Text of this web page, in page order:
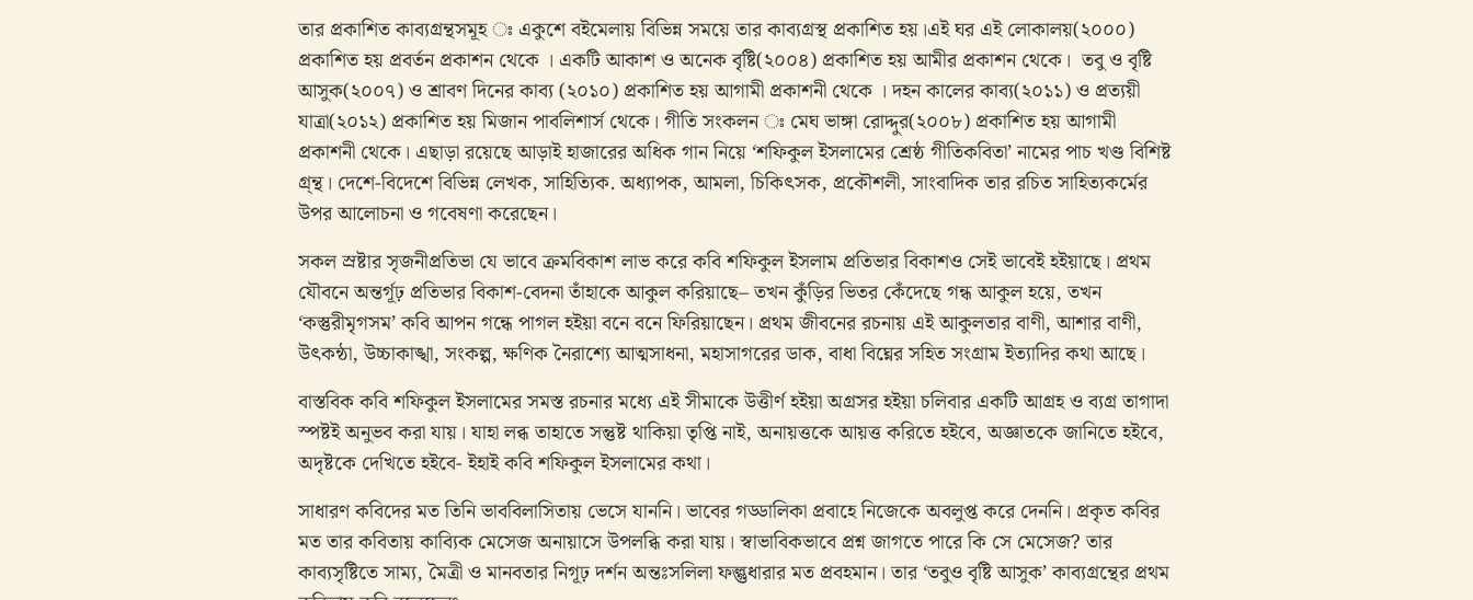
তার প্রকাশিত কাব্যগ্রন্থসমূহ ঃ একুশে বইমেলায় বিভিন্ন সময়ে তার কাব্যগ্রস্থ প্রকাশিত হয়।এই ঘর এই লোকালয়(২০০০)
প্রকাশিত হয় প্রবর্তন প্রকাশন থেকে । একটি আকাশ ও অনেক বৃষ্টি(২০০৪) প্রকাশিত হয় আমীর প্রকাশন থেকে। তবু ও বৃষ্টি
আসুক(২০০৭) ও শ্রাবণ দিনের কাব্য (২০১০) প্রকাশিত হয় আগামী প্রকাশনী থেকে । দহন কালের কাব্য(২০১১) ও প্রত্যয়ী
যাত্রা(২০১২) প্রকাশিত হয় মিজান পাবলিশার্স থেকে। গীতি সংকলন ঃ মেঘ ভাঙ্গা রোদ্দুর(২০০৮) প্রকাশিত হয় আগামী
প্রকাশনী থেকে। এছাড়া রয়েছে আড়াই হাজারের অধিক গান নিয়ে ‘শফিকুল ইসলামের শ্রেষ্ঠ গীতিকবিতা’ নামের পাচ খণ্ড বিশিষ্ট
গ্র্ন্থ। দেশে-বিদেশে বিভিন্ন লেখক, সাহিত্যিক. অধ্যাপক, আমলা, চিকিৎসক, প্রকৌশলী, সাংবাদিক তার রচিত সাহিত্যকর্মের
উপর আলোচনা ও গবেষণা করেছেন।
সকল স্রষ্টার সৃজনীপ্রতিভা যে ভাবে ক্রমবিকাশ লাভ করে কবি শফিকুল ইসলাম প্রতিভার বিকাশও সেই ভাবেই হইয়াছে। প্রথম
যৌবনে অন্তর্গূঢ় প্রতিভার বিকাশ-বেদনা তাঁহাকে আকুল করিয়াছে– তখন কুঁড়ির ভিতর কেঁদেছে গন্ধ আকুল হয়ে, তখন
‘কস্তুরীমৃগসম’ কবি আপন গন্ধে পাগল হইয়া বনে বনে ফিরিয়াছেন। প্রথম জীবনের রচনায় এই আকুলতার বাণী, আশার বাণী,
উৎকন্ঠা, উচ্চাকাঙ্খা, সংকল্প, ক্ষণিক নৈরাশ্যে আত্মসাধনা, মহাসাগরের ডাক, বাধা বিঘ্নের সহিত সংগ্রাম ইত্যাদির কথা আছে।
বাস্তবিক কবি শফিকুল ইসলামের সমস্ত রচনার মধ্যে এই সীমাকে উত্তীর্ণ হইয়া অগ্রসর হইয়া চলিবার একটি আগ্রহ ও ব্যগ্র তাগাদা
স্পষ্টই অনুভব করা যায়। যাহা লব্ধ তাহাতে সন্তুষ্ট থাকিয়া তৃপ্তি নাই, অনায়ত্তকে আয়ত্ত করিতে হইবে, অজ্ঞাতকে জানিতে হইবে,
অদৃষ্টকে দেখিতে হইবে- ইহাই কবি শফিকুল ইসলামের কথা।
সাধারণ কবিদের মত তিনি ভাববিলাসিতায় ভেসে যাননি। ভাবের গড্ডালিকা প্রবাহে নিজেকে অবলুপ্ত করে দেননি। প্রকৃত কবির
মত তার কবিতায় কাব্যিক মেসেজ অনায়াসে উপলব্ধি করা যায়। স্বাভাবিকভাবে প্রশ্ন জাগতে পারে কি সে মেসেজ? তার
কাব্যসৃষ্টিতে সাম্য, মৈত্রী ও মানবতার নিগূঢ় দর্শন অন্তঃসলিলা ফল্গুধারার মত প্রবহমান। তার ‘তবুও বৃষ্টি আসুক’ কাব্যগ্রন্থের প্রথম